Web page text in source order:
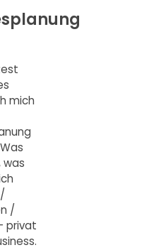
mich
/
privat